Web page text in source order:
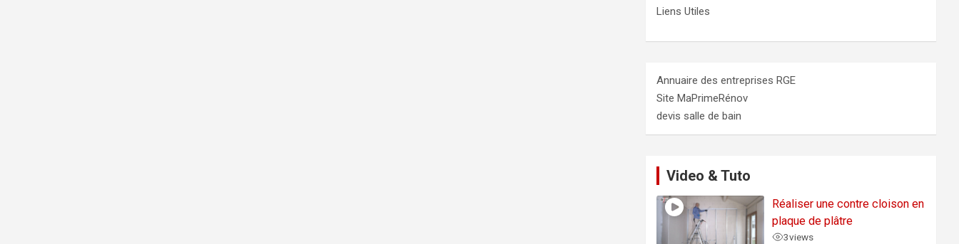
Liens Utiles
Annuaire des entreprises RGE
Site MaPrimeRénov
devis salle de bain
Video & Tuto
Réaliser une contre cloison en
plaque de plâtre
3views